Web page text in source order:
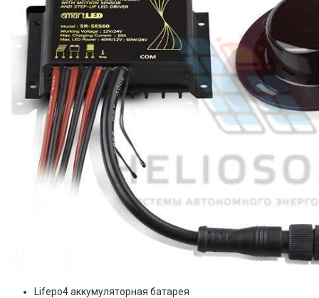
Lifepo4 аккумуляторная батарея